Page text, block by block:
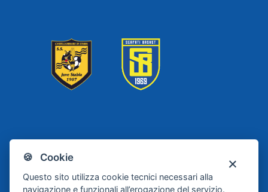
🍪 Cookie
Questo sito utilizza cookie tecnici necessari alla
navigazione e funzionali all’erogazione del servizio.
Juve Stabia